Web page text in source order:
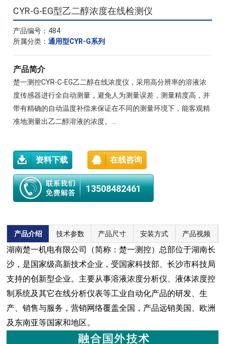
CYR-G-EG型乙二醇浓度在线检测仪
产品编号：484
所属分类：通用型CYR-G系列
产品简介
楚一测控CYR-C-EG乙二醇在线浓度仪，采用高分辨率的溶液浓
度传感器进行全自动测量，避免人为测量误差，测量精度高，并
带有精确的自动温度补偿来保证在不同的测量环境下，能客观精
准地测量出乙二醇溶液的浓度。...
资料下载 在线咨询
13508482461
产品介绍 技术参数 产品尺寸 安装方式 产品视频
湖南楚一机电有限公司（简称：楚一测控）总部位于湖南长
沙，是国家级高新技术企业，受国家科技部、长沙市科技局
支持的创新型企业。主要从事溶液浓度分析仪、液体浓度控
制系统及其它在线分析仪表等工业自动化产品的研发、生
产、销售与服务，营销网络覆盖全国，产品远销美国、欧洲
及东南亚等国家和地区。